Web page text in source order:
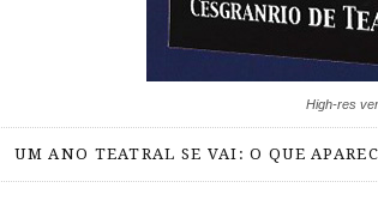
High-res
UM ANO TEATRAL SE VAI: O QUE